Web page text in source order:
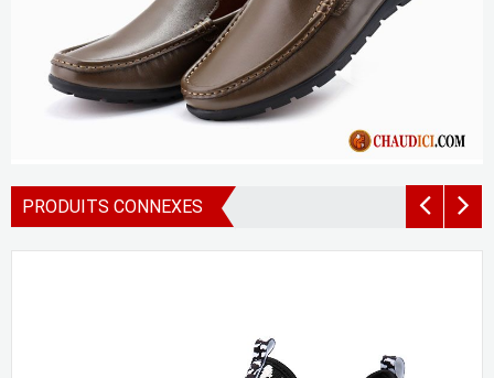
PRODUITS CONNEXES